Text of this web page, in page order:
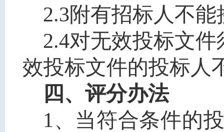
2.3附有招标人不
2.4对无效投标文
效投标文件的投标人
四、评分办法
1、当符合条件的